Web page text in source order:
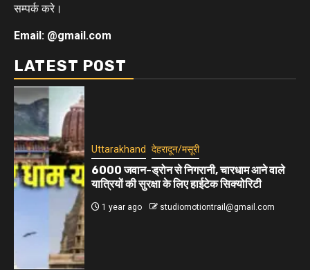
सम्पर्क करे।
Email: @gmail.com
LATEST POST
Uttarakhand देहरादून/मसूरी
6000 जवान-ड्रोन से निगरानी, चारधाम आने वाले
यात्रियों की सुरक्षा के लिए हाईटेक सिक्योरिटी
1 year ago studiomotiontrail@gmail.com